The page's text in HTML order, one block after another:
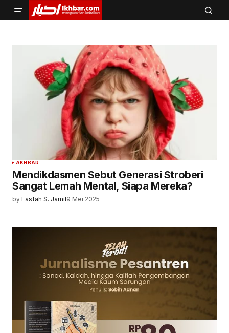
AKHBAR
Mendikdasmen Sebut Generasi Stroberi
Sangat Lemah Mental, Siapa Mereka?
by Fasfah S. Jamil9 Mei 2025